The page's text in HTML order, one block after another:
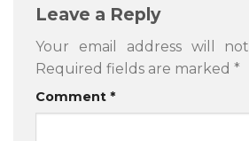
Leave a Reply
Your email address will
Required fields are marked *
Comment *